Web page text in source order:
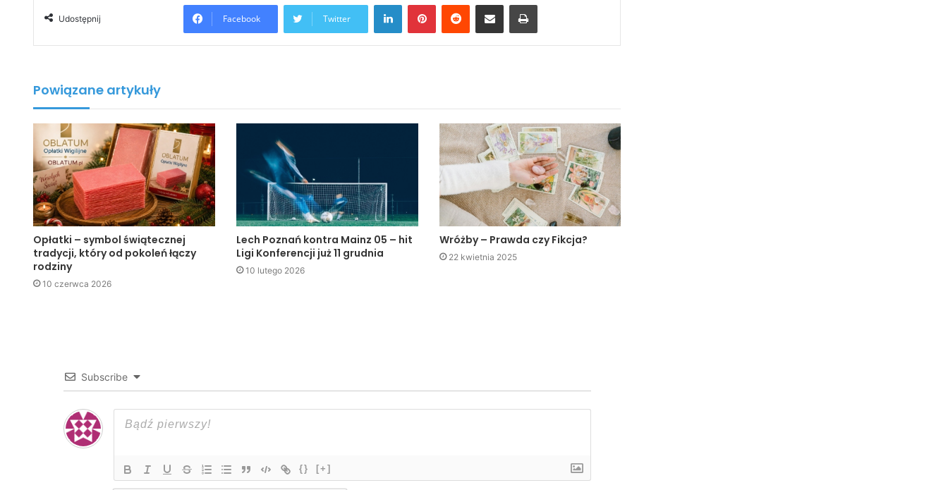
Udostępnij Facebook Twitter
LinkedIn
Powiązane artykuły
Opłatki – symbol świątecznej
tradycji, który od pokoleń łączy
rodziny
10 czerwca 2026
Lech Poznań kontra Mainz 05 – hit
Ligi Konferencji już 11 grudnia
10 lutego 2026
Wróżby – Prawda czy Fikcja?
22 kwietnia 2025
Subscribe
{} [+]